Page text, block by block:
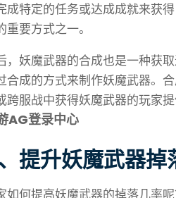
成特定的任务或达成成就来获
重要方式之一。
，妖魔武器的合成也是一种获
合成的方式来制作妖魔武器。
跨服战中获得妖魔武器的玩家
AG登录中心
提升妖魔武器掉
如何提高妖魔武器的掉落几率